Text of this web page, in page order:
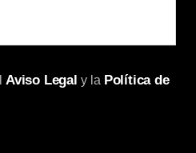
Aviso Legal y la Política de